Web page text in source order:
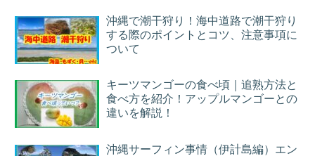
沖縄で潮干狩り！海中道路で潮干狩り
する際のポイントとコツ、注意事項に
ついて
キーツマンゴーの食べ頃｜追熟方法と
食べ方を紹介！アップルマンゴーとの
違いを解説！
沖縄サーフィン事情（伊計島編）エン